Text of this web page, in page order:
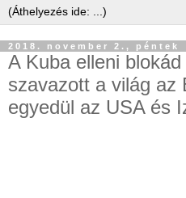
2018. november 2., péntek
A Kuba elleni
szavazott a világ az
egyedül az USA és